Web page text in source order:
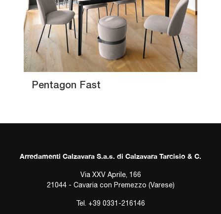
Pentagon Fast
Arredamenti Calzavara S.a.s. di Calzavara Tarcisio & C.
Via XXV Aprile, 166
21044 - Cavaria con Premezzo (Varese)
Tel. +39 0331-216146